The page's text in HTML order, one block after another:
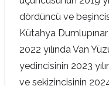
dördüncü ve
Kütahya Dumlupınar
2022 yılında Van
yedincisinin 2023
ve sekizincisinin